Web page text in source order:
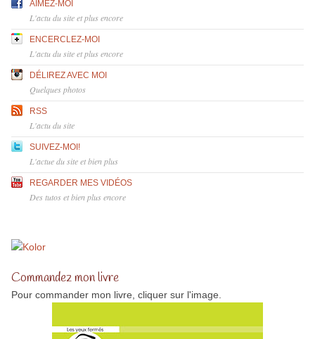
AIMEZ-MOI
L'actu du site et plus encore
ENCERCLEZ-MOI
L'actu du site et plus encore
DÉLIREZ AVEC MOI
Quelques photos
RSS
L'actu du site
SUIVEZ-MOI!
L'actue du site et bien plus
REGARDER MES VIDÉOS
Des tutos et bien plus encore
Commandez mon livre
Pour commander mon livre, cliquer sur l'image.